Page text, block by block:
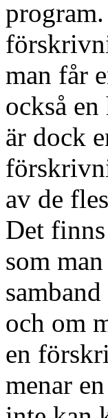
man får
också
är dock
av de
Det
som
och om
en
menar